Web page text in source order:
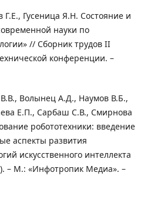
Гусеница Я.Н. Состояние и
науки по
// Сборник трудов II
конференции. –
Волынец А.Д., Наумов В.Б.,
Е.П., Сарбаш С.В., Смирнова
робототехники: введение
аспекты развития
искусственного интеллекта
– М.: «Инфотропик Медиа». –